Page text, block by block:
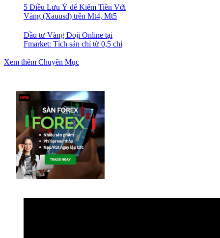
5 Điều Lưu Ý để Kiếm Tiền Với
Vàng (Xauusd) trên Mt4, Mt5
Đầu tư Vàng Doji Online tại
Fmarket: Tích sản chỉ từ 0,5 chỉ
Xem thêm Chuyên Mục